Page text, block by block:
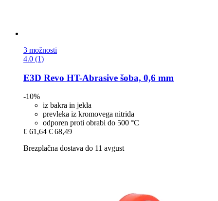
3 možnosti
4.0 (1)
E3D Revo HT-​Abrasive šoba, 0,6 mm
-10%
iz bakra in jekla
prevleka iz kromovega nitrida
odporen proti obrabi do 500 °C
€ 61,64 € 68,49
Brezplačna dostava do 11 avgust